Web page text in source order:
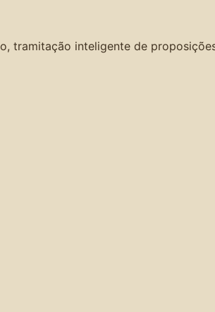
tramitação inteligente de